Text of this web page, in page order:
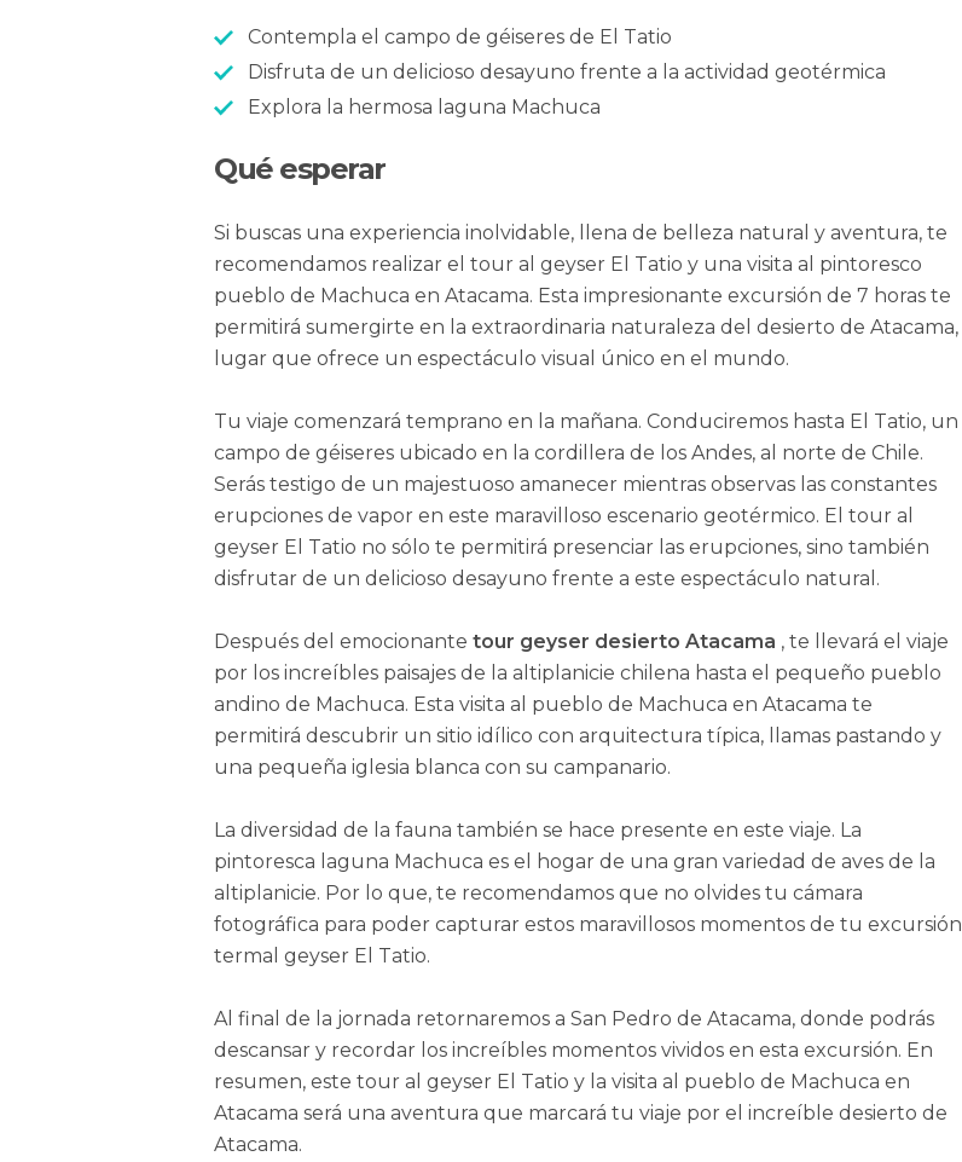
Contempla el campo de géiseres de El Tatio
Disfruta de un delicioso desayuno frente a la actividad geotérmica
Explora la hermosa laguna Machuca
Qué esperar
Si buscas una experiencia inolvidable, llena de belleza natural y aventura, te
recomendamos realizar el tour al geyser El Tatio y una visita al pintoresco
pueblo de Machuca en Atacama. Esta impresionante excursión de 7 horas te
permitirá sumergirte en la extraordinaria naturaleza del desierto de Atacama,
lugar que ofrece un espectáculo visual único en el mundo.
Tu viaje comenzará temprano en la mañana. Conduciremos hasta El Tatio, un
campo de géiseres ubicado en la cordillera de los Andes, al norte de Chile.
Serás testigo de un majestuoso amanecer mientras observas las constantes
erupciones de vapor en este maravilloso escenario geotérmico. El tour al
geyser El Tatio no sólo te permitirá presenciar las erupciones, sino también
disfrutar de un delicioso desayuno frente a este espectáculo natural.
Después del emocionante tour geyser desierto Atacama , te llevará el viaje
por los increíbles paisajes de la altiplanicie chilena hasta el pequeño pueblo
andino de Machuca. Esta visita al pueblo de Machuca en Atacama te
permitirá descubrir un sitio idílico con arquitectura típica, llamas pastando y
una pequeña iglesia blanca con su campanario.
La diversidad de la fauna también se hace presente en este viaje. La
pintoresca laguna Machuca es el hogar de una gran variedad de aves de la
altiplanicie. Por lo que, te recomendamos que no olvides tu cámara
fotográfica para poder capturar estos maravillosos momentos de tu excursión
termal geyser El Tatio.
Al final de la jornada retornaremos a San Pedro de Atacama, donde podrás
descansar y recordar los increíbles momentos vividos en esta excursión. En
resumen, este tour al geyser El Tatio y la visita al pueblo de Machuca en
Atacama será una aventura que marcará tu viaje por el increíble desierto de
Atacama.